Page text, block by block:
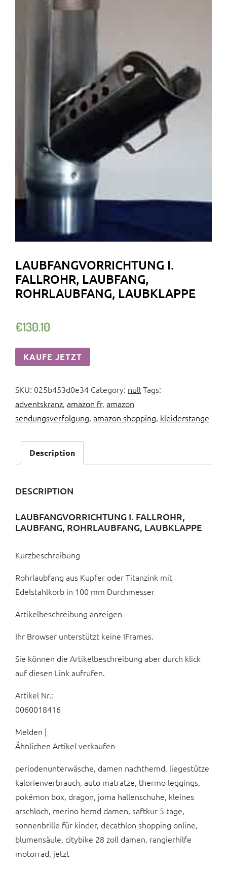
LAUBFANGVORRICHTUNG I.
FALLROHR, LAUBFANG,
ROHRLAUBFANG, LAUBKLAPPE
€130.10
KAUFE JETZT
SKU: 025b453d0e34 Category: null Tags:
adventskranz, amazon fr, amazon
sendungsverfolgung, amazon shopping, kleiderstange
Description
DESCRIPTION
LAUBFANGVORRICHTUNG I. FALLROHR,
LAUBFANG, ROHRLAUBFANG, LAUBKLAPPE
Kurzbeschreibung
Rohrlaubfang aus Kupfer oder Titanzink mit
Edelstahlkorb in 100 mm Durchmesser
Artikelbeschreibung anzeigen
Ihr Browser unterstützt keine IFrames.
Sie können die Artikelbeschreibung aber durch klick
auf diesen Link aufrufen.
Artikel Nr.:
0060018416
Melden |
Ähnlichen Artikel verkaufen
periodenunterwäsche, damen nachthemd, liegestütze
kalorienverbrauch, auto matratze, thermo leggings,
pokémon box, dragon, joma hallenschuhe, kleines
arschloch, merino hemd damen, saftkur 5 tage,
sonnenbrille für kinder, decathlon shopping online,
blumensäule, citybike 28 zoll damen, rangierhilfe
motorrad, jetzt